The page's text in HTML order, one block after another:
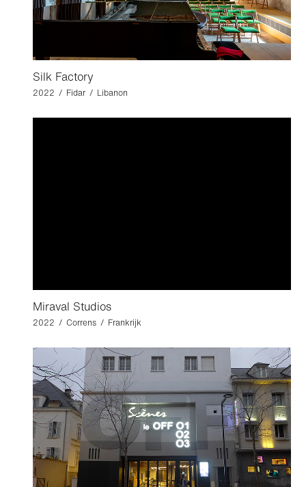
Silk Factory
2022 / Fidar / Libanon
Miraval Studios
2022 / Correns / Frankrijk